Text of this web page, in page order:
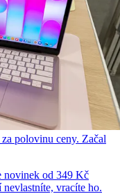
polovinu ceny. Začal
novinek od 349 Kč
vracíte ho.